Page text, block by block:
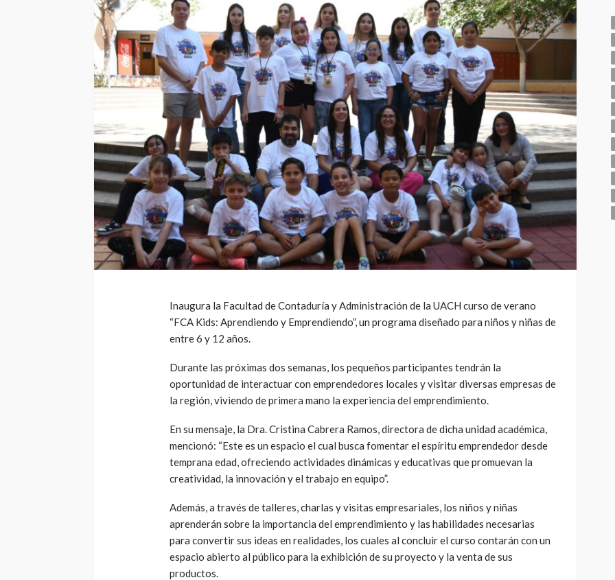
Inaugura la Facultad de Contaduría y Administración de la UACH curso de verano
“FCA Kids: Aprendiendo y Emprendiendo”, un programa diseñado para niños y niñas de
entre 6 y 12 años.
Durante las próximas dos semanas, los pequeños participantes tendrán la
oportunidad de interactuar con emprendedores locales y visitar diversas empresas de
la región, viviendo de primera mano la experiencia del emprendimiento.
En su mensaje, la Dra. Cristina Cabrera Ramos, directora de dicha unidad académica,
mencionó: “Este es un espacio el cual busca fomentar el espíritu emprendedor desde
temprana edad, ofreciendo actividades dinámicas y educativas que promuevan la
creatividad, la innovación y el trabajo en equipo”.
Además, a través de talleres, charlas y visitas empresariales, los niños y niñas
aprenderán sobre la importancia del emprendimiento y las habilidades necesarias
para convertir sus ideas en realidades, los cuales al concluir el curso contarán con un
espacio abierto al público para la exhibición de su proyecto y la venta de sus
productos.